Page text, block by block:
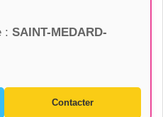
: SAINT-MEDARD-
Contacter